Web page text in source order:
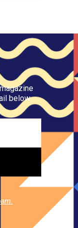
below.